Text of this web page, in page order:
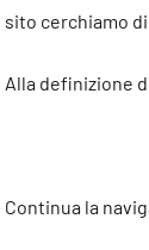
sito cerchiamo
Alla definizione
Continua la